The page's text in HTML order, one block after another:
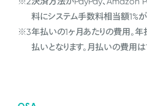
料にシステム手数料相当額1%が
※3年払いの1ヶ月あたりの費用。年
払いとなります。月払いの費用は